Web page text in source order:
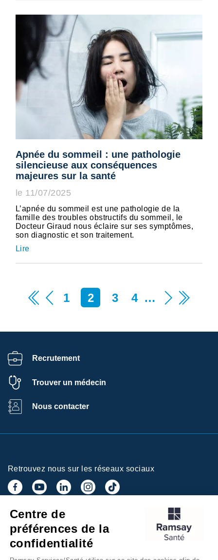
Apnée du sommeil : une pathologie
silencieuse aux conséquences
majeures sur la santé
le 11/07/2025
L’apnée du sommeil est une pathologie de la
famille des troubles obstructifs du sommeil, le
Docteur Giraud nous éclaire sur ses symptômes,
son diagnostic et son traitement.
Lire
1 2 3 4 …
Recrutement
Trouver un médecin
Nous contacter
Retrouvez nous sur les réseaux sociaux
Inscrivez-vous à la newsletter
Centre de
préférences de la
confidentialité